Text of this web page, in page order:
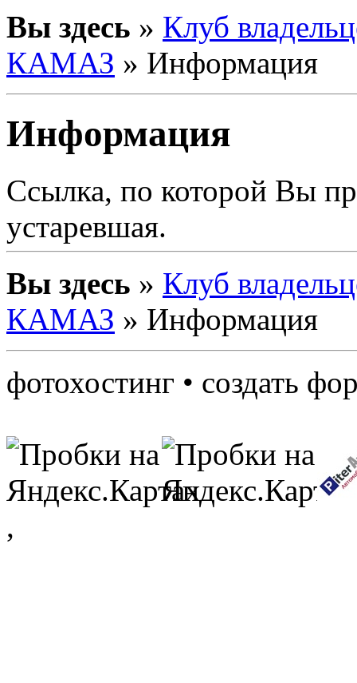
Вы здесь » Клуб
КАМАЗ » Информация
Информация
Ссылка, по которой Вы
устаревшая.
Вы здесь » Клуб
КАМАЗ » Информация
фотохостинг • создать
,